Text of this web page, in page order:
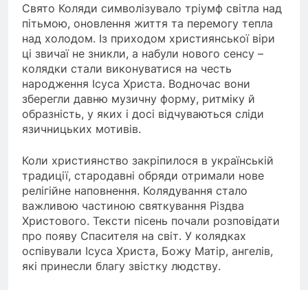
Свято Коляди символізувало тріумф світла над
пітьмою, оновлення життя та перемогу тепла
над холодом. Із приходом християнської віри
ці звичаї не зникли, а набули нового сенсу –
колядки стали виконуватися на честь
народження Ісуса Христа. Водночас вони
зберегли давню музичну форму, ритміку й
образність, у яких і досі відчуваються сліди
язичницьких мотивів.
Коли християнство закріпилося в українській
традиції, стародавні обряди отримали нове
релігійне наповнення. Колядування стало
важливою частиною святкування Різдва
Христового. Тексти пісень почали розповідати
про появу Спасителя на світ. У колядках
оспівували Ісуса Христа, Божу Матір, ангелів,
які принесли благу звістку людству.